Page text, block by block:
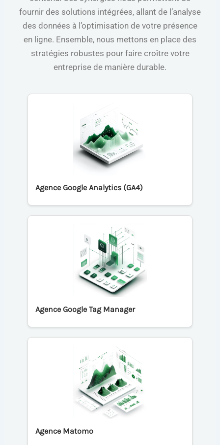
fournir des solutions intégrées, allant de l’analyse
des données à l’optimisation de votre présence
en ligne. Ensemble, nous mettons en place des
stratégies robustes pour faire croître votre
entreprise de manière durable.
Agence Google Analytics (GA4)
Agence Google Tag Manager
Agence Matomo